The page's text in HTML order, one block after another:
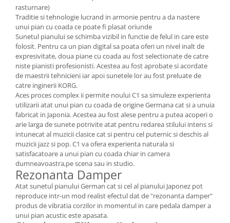
Amplificatoare de casti
Cabluri Earpad si accesorii de casti
Casti broadcast si Casti cu Microfon
Casti DJ
Casti Hi-fi
Casti In ear pentru monitorizare
Casti Noise Cancelling
Casti Studio
Casti wireless / fara fir
Idei de cadouri
rasturnare)
Traditie si tehnologie lucrand in armonie pentru a da nastere
unui pian cu coada ce poate fi plasat oriunde
Sunetul pianului se schimba vizibil in functie de felul in care este
folosit. Pentru ca un pian digital sa poata oferi un nivel inalt de
expresivitate, doua piane cu coada au fost selectionate de catre
niste pianisti profesionisti. Acestea au fost aprobate si acordate
de maestrii tehnicieni iar apoi sunetele lor au fost preluate de
catre inginerii KORG.
Aces proces complex ii permite noului C1 sa simuleze experienta
utilizarii atat unui pian cu coada de origine Germana cat si a unuia
fabricat in Japonia. Acestea au fost alese pentru a putea acoperi o
arie larga de sunete potrivite atat pentru redarea stilului intens si
intunecat al muzicii clasice cat si pentru cel puternic si deschis al
muzicii jazz si pop. C1 va ofera experienta naturala si
satisfacatoare a unui pian cu coada chiar in camera
dumneavoastra,pe scena sau in studio.
Rezonanta Damper
Atat sunetul pianului German cat si cel al pianului Japonez pot
reproduce intr-un mod realist efectul dat de "rezonanta damper"
produs de vibratia corzilor in momentul in care pedala damper a
unui pian acustic este apasata.